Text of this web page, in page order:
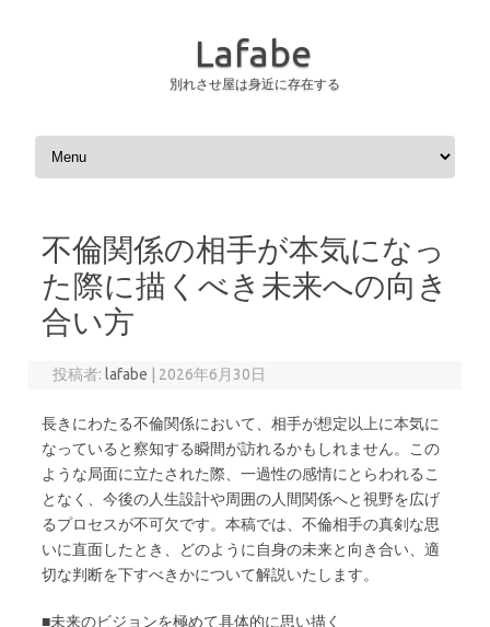
Lafabe
別れさせ屋は身近に存在する
コンテンツへスキップ
不倫関係の相手が本気になっ
た際に描くべき未来への向き
合い方
投稿者: lafabe 2026年6月30日
長きにわたる不倫関係において、相手が想定以上に本気に
なっていると察知する瞬間が訪れるかもしれません。この
ような局面に立たされた際、一過性の感情にとらわれるこ
となく、今後の人生設計や周囲の人間関係へと視野を広げ
るプロセスが不可欠です。本稿では、不倫相手の真剣な思
いに直面したとき、どのように自身の未来と向き合い、適
切な判断を下すべきかについて解説いたします。
■未来のビジョンを極めて具体的に思い描く